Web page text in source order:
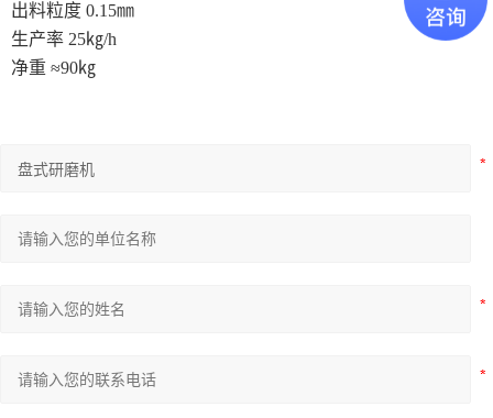
出料粒度 0.15㎜
生产率 25㎏/h
净重 ≈90㎏